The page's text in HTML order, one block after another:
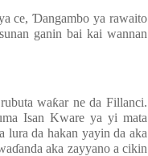
ce,Ɗangambo ya rawaito
ganin bai kai wannan
waƙar ne da Fillanci.
Isan Kware ya yi mata
lura da hakan yayin da aka
ɗanda aka zayyano a cikin